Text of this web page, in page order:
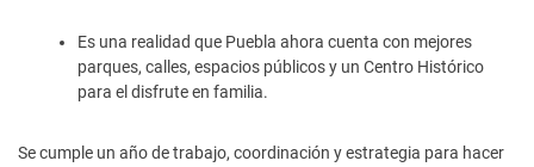
Es una realidad que Puebla ahora cuenta con mejores
parques, calles, espacios públicos y un Centro Histórico
para el disfrute en familia.
Se cumple un año de trabajo, coordinación y estrategia para hacer